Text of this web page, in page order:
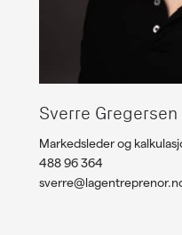
Sverre Gregersen
Markedsleder og
488 96 364